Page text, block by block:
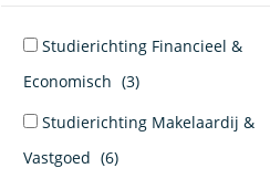
Studierichting Financieel &
Economisch (3)
Studierichting Makelaardij &
Vastgoed (6)